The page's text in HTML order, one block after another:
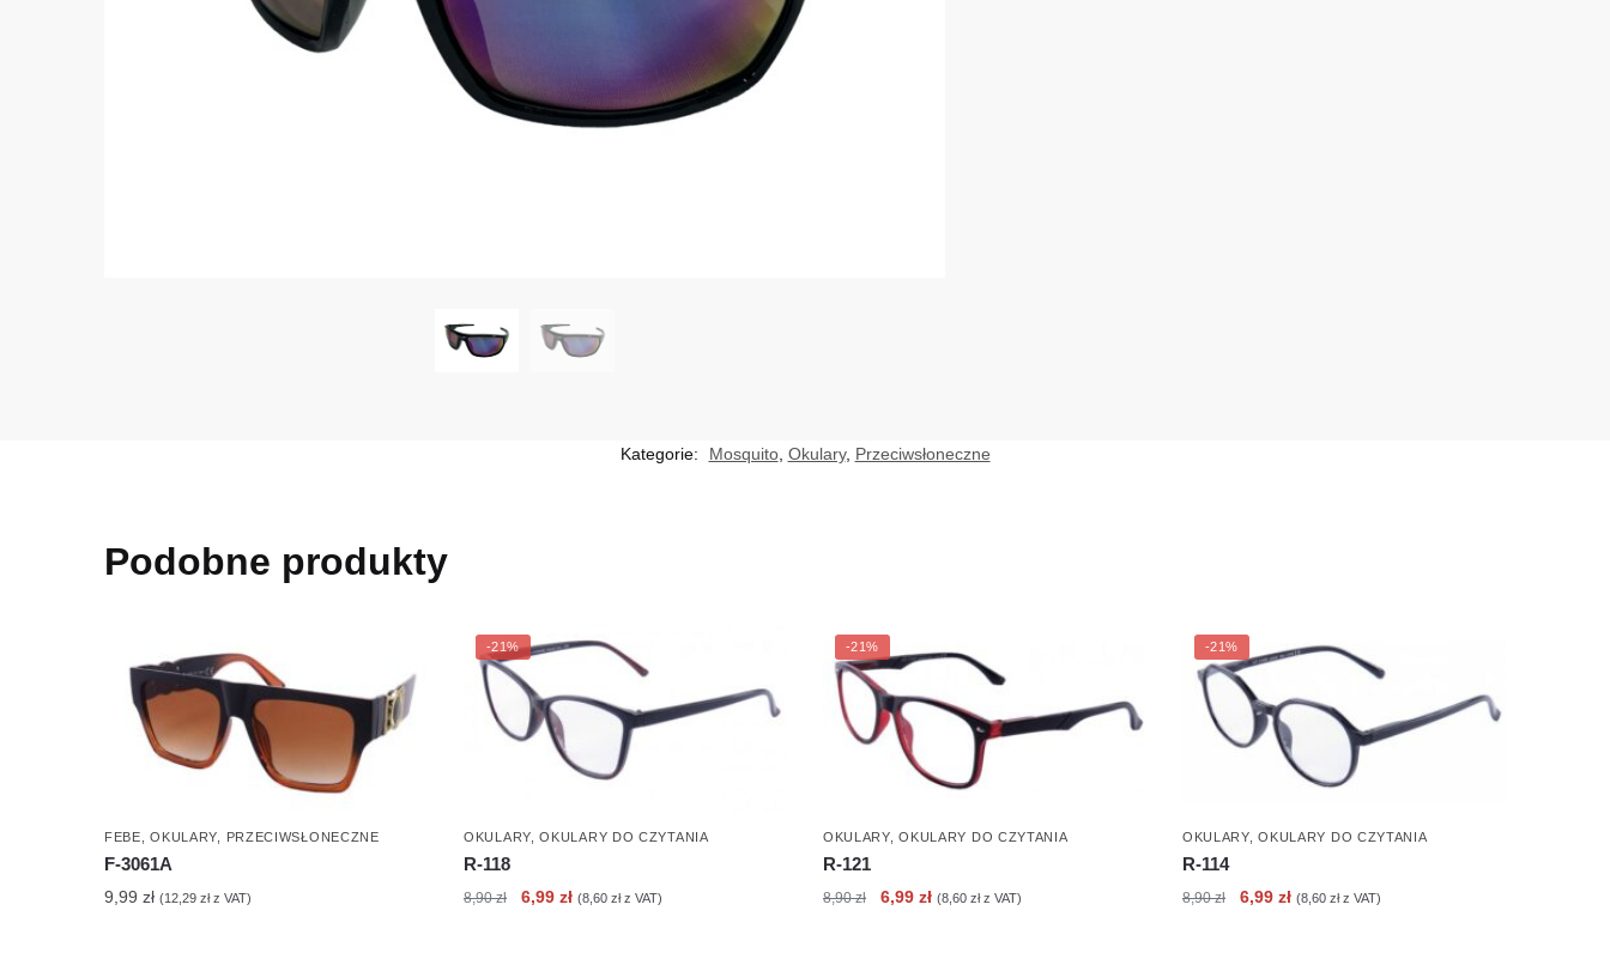
Kategorie: Mosquito, Okulary, Przeciwsłoneczne
Podobne produkty
FEBE,OKULARY, PRZECIWSŁONECZNE
F-3061A
9,99zł (12,29złz VAT)
-21%
OKULARY,OKULARY DO CZYTANIA
R-118
8,90zł
Pierwotna
6,99 złAktualna
(8,60 złz VAT)
-21%
OKULARY,OKULARY DO CZYTANIA
R-121
8,90zł
Pierwotna
6,99 złAktualna
(8,60 złz VAT)
-21%
OKULARY,OKULARY DO CZYTANIA
R-114
8,90zł
Pierwotna
6,99 złAktualna
(8,60 złz VAT)